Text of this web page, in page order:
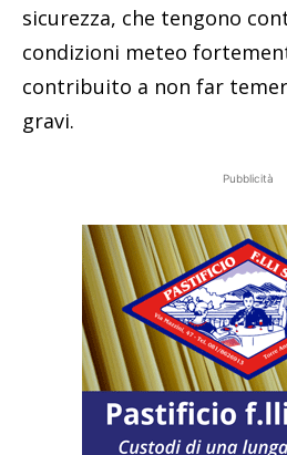
sicurezza, che tengono
condizioni meteo
contribuito a non far
gravi.
Pubblicità